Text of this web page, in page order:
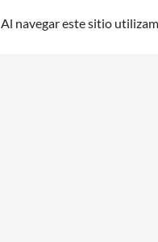
Al navegar este sitio